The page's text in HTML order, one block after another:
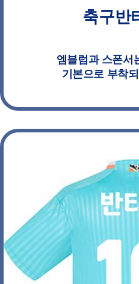
축구반
엠블럼과 스폰서
기본으로 부착